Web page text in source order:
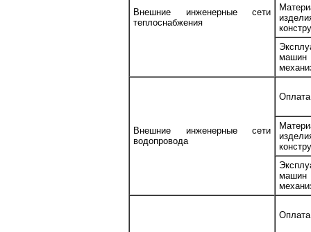
Внешние инженерные сети
теплоснабжения
Внешние инженерные сети
водопровода